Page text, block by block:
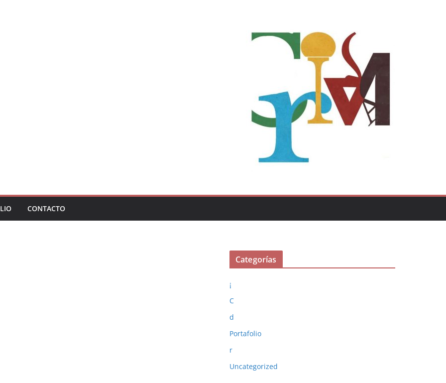
CONTACTO
Categorías
¡
C
d
Portafolio
r
Uncategorized